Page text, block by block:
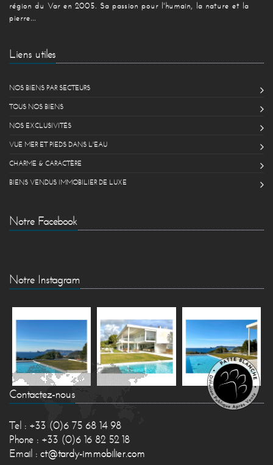
région du Var en 2005. Sa passion pour l'humain, la nature et la
pierre...
Liens utiles
NOS BIENS PAR SECTEURS
TOUS NOS BIENS
NOS EXCLUSIVITÉS
VUE MER ET PIEDS DANS L'EAU
CHARME & CARACTÈRE
BIENS VENDUS IMMOBILIER DE LUXE
Notre Facebook
Notre Instagram
Contactez-nous
Tel : +33 (0)6 75 68 14 98
Phone : +33 (0)6 16 82 52 18
Email : ct@tardy-immobilier.com